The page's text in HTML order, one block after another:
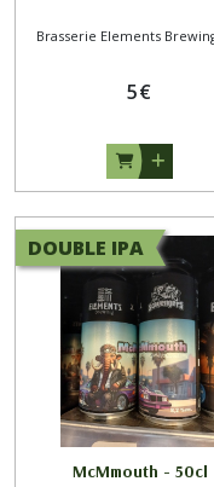
Brasserie Elements
5€
DOUBLE IPA
McMmouth - 50cl